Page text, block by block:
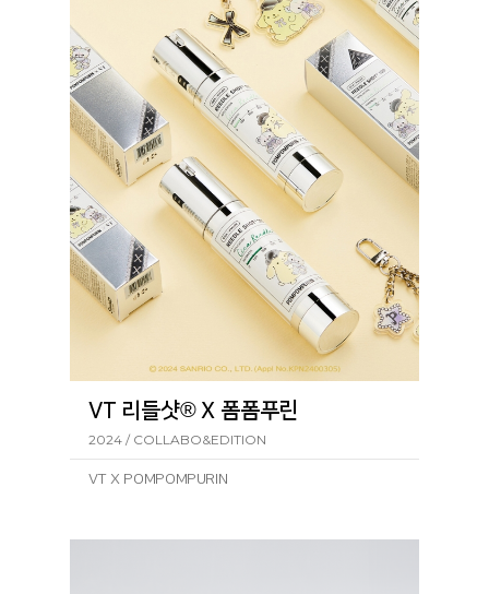
VT 리들샷® X 폼폼푸린
2024 / COLLABO&EDITION
VT X POMPOMPURIN